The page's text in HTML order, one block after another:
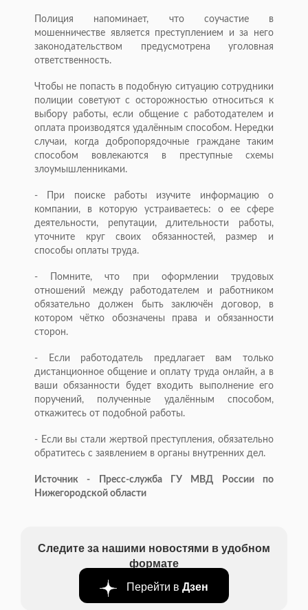
Полиция напоминает, что соучастие в
мошенничестве является преступлением и за него
законодательством предусмотрена уголовная
ответственность.
Чтобы не попасть в подобную ситуацию сотрудники
полиции советуют с осторожностью относиться к
выбору работы, если общение с работодателем и
оплата производятся удалённым способом. Нередки
случаи, когда добропорядочные граждане таким
способом вовлекаются в преступные схемы
злоумышленниками.
- При поиске работы изучите информацию о
компании, в которую устраиваетесь: о ее сфере
деятельности, репутации, длительности работы,
уточните круг своих обязанностей, размер и
способы оплаты труда.
- Помните, что при оформлении трудовых
отношений между работодателем и работником
обязательно должен быть заключён договор, в
котором чётко обозначены права и обязанности
сторон.
- Если работодатель предлагает вам только
дистанционное общение и оплату труда онлайн, а в
ваши обязанности будет входить выполнение его
поручений, полученные удалённым способом,
откажитесь от подобной работы.
- Если вы стали жертвой преступления, обязательно
обратитесь с заявлением в органы внутренних дел.
Источник - Пресс-служба ГУ МВД России по
Нижегородской области
Следите за нашими новостями в удобном
формате
Перейти в Дзен